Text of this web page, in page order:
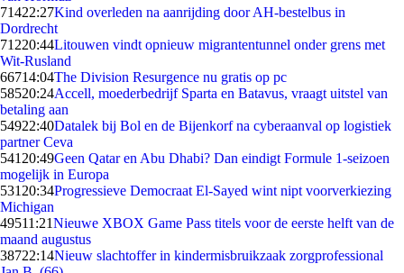
71422:27Kind overleden na aanrijding door AH-bestelbus in
Dordrecht
71220:44Litouwen vindt opnieuw migrantentunnel onder grens met
Wit-Rusland
66714:04The Division Resurgence nu gratis op pc
58520:24Accell, moederbedrijf Sparta en Batavus, vraagt uitstel van
betaling aan
54922:40Datalek bij Bol en de Bijenkorf na cyberaanval op logistiek
partner Ceva
541 20:49Geen Qatar en Abu Dhabi? Dan eindigt Formule 1-seizoen
mogelijk in Europa
531 20:34Progressieve Democraat El-Sayed wint nipt voorverkiezing
Michigan
49511:21Nieuwe XBOX Game Pass titels voor de eerste helft van de
maand augustus
38722:14Nieuw slachtoffer in kindermisbruikzaak zorgprofessional